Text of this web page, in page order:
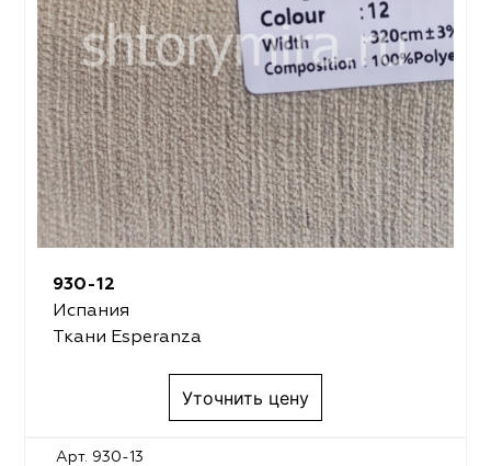
930-12
Испания
Ткани Esperanza
Уточнить цену
Арт. 930-13